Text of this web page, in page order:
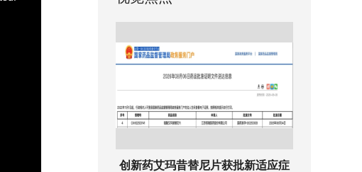
创新药艾玛昔替尼片获批新适应症